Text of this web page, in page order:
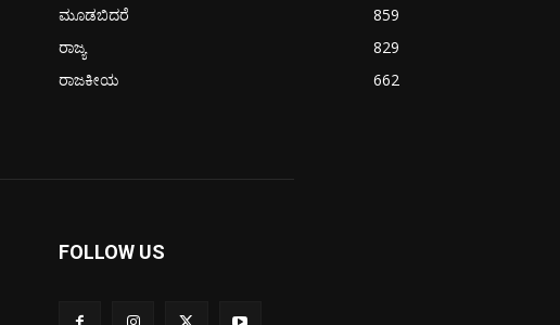
ಮೂಡಬಿದರೆ
859
ರಾಜ್ಯ
829
ರಾಜಕೀಯ
662
FOLLOW US